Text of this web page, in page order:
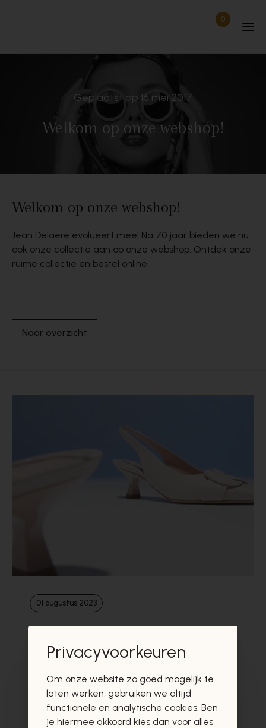
0Items in
Geplaatst op 16 mei 2017
Welkom op onze webshop!
Welkom op onze webshop!
Jean Delaere evolueert mee! Na 70 jaar bieden we nu
ook onze collectie aan op onze webshop. Ontdek onze
ruime collectie en bestel online
Naar overzicht
01 augustus 2023
Zinda sandalen aan
look, dan zullen Zinda damessandalen je vast
weten bekoren. Met het gebruik van trendy
kleuren, unieke ...
Privacyvoorkeuren
Om onze website zo goed mogelijk te
laten werken, gebruiken we altijd
functionele en analytische cookies. Ben
je hiermee akkoord kies dan voor alles